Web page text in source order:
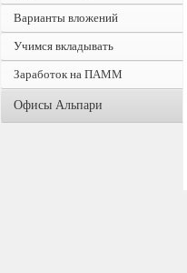
Варианты вложений
Учимся вкладывать
Заработок на ПАММ
Офисы Альпари